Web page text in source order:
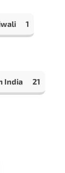
1
India 21